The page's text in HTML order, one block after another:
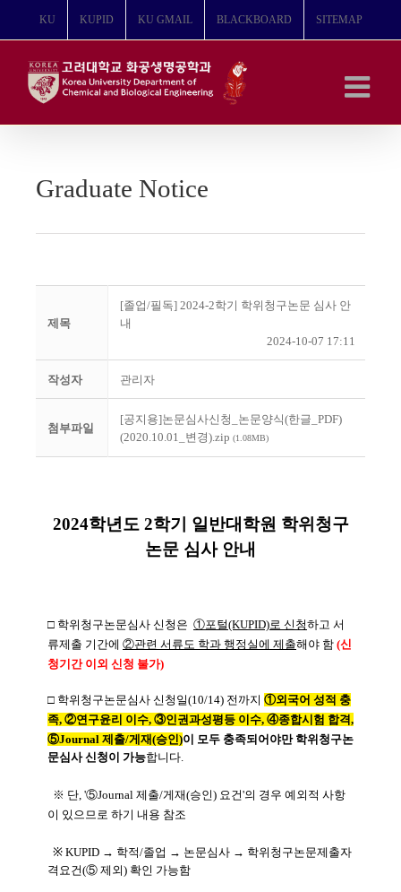
뛰
KU KUPID KU GMAIL BLACKBOARD SITEMAP
Graduate Notice
제목
[졸업/필독] 2024-2학기 학위청구논문 심사 안
내
2024-10-07 17:11
작성자 관리자
첨부파일
[공지용]논문심사신청_논문양식(한글_PDF)
(2020.10.01_변경).zip (1.08MB)
2024학년도 2학기 일반대학원 학위청구
논문 심사 안내
□ 학위청구논문심사 신청은 ①포털(KUPID)로 신청하고 서
류제출 기간에 ②관련 서류도 학과 행정실에 제출해야 함 (신
청기간 이외 신청 불가)
□ 학위청구논문심사 신청일(10/14) 전까지 ①외국어 성적 충
족, ②연구윤리 이수, ③인권과성평등 이수, ④종합시험 합격,
⑤Journal 제출/게재(승인)이 모두 충족되어야만 학위청구논
문심사 신청이 가능합니다.
※ 단, '⑤Journal 제출/게재(승인) 요건'의 경우 예외적 사항
이 있으므로 하기 내용 참조
※ KUPID → 학적/졸업 → 논문심사 → 학위청구논문제출자
격요건(⑤ 제외) 확인 가능함